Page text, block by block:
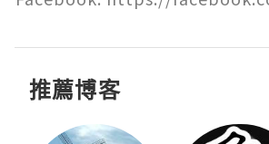
推薦博客